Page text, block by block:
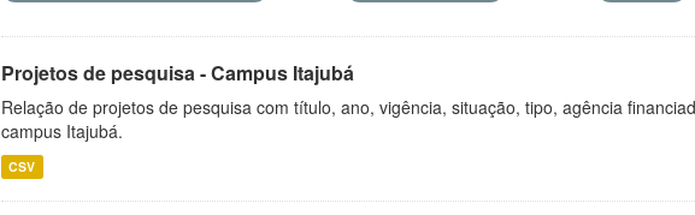
Projetos de pesquisa - Campus Itajubá
Relação de projetos de pesquisa com título, ano, vigência, situação, tipo, agência
campus Itajubá.
CSV